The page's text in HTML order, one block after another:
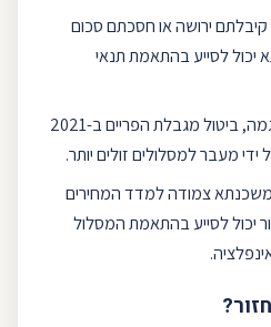
קיבלתם ירושה או חסכתם סכום
לסייע בהתאמת תנאי
ביטול מגבלת הפריים
ב-2021
מעבר למסלולים זולים יותר.
צמודה למדד המחירים
יכול לסייע בהתאמת המסלול